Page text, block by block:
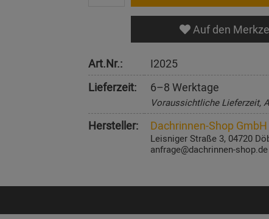
Auf den
Art.Nr.:
I2025
Lieferzeit:
6–8 Werktage
Voraussichtliche Lieferzeit,
Hersteller: Dachrinnen-Shop GmbH
Leisniger Straße 3, 04720
anfrage@dachrinnen-shop.de